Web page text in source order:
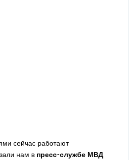
сейчас работают
нам в пресс-службе МВД